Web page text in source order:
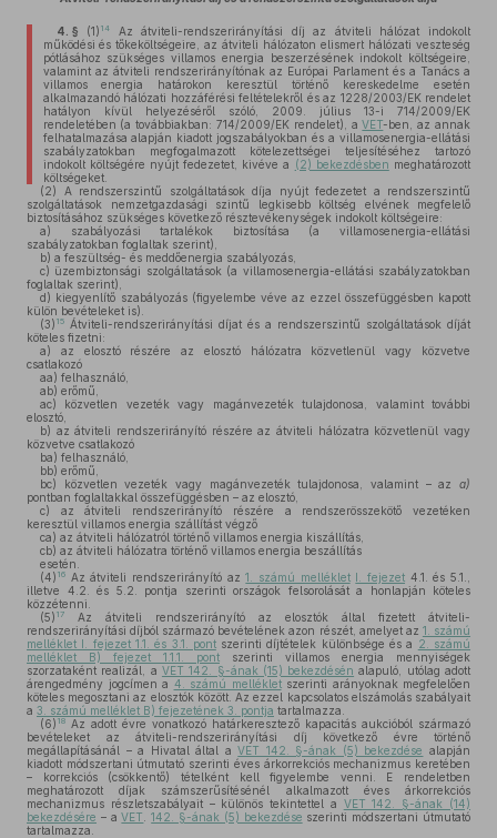
4. § (1) 14
Az átviteli-rendszerirányítási díj az átviteli hálózat indokolt
működési és tőkeköltségeire, az átviteli hálózaton elismert hálózati veszteség
pótlásához szükséges villamos energia beszerzésének indokolt költségeire,
valamint az átviteli rendszerirányítónak az Európai Parlament és a Tanács a
villamos energia határokon keresztül történő kereskedelme esetén
alkalmazandó hálózati hozzáférési feltételekről és az 1228/2003/EK rendelet
hatályon kívül helyezéséről szóló, 2009. július 13-i 714/2009/EK
rendeletében (a továbbiakban: 714/2009/EK rendelet), aVET-ben, az annak
felhatalmazása alapján kiadott jogszabályokban és a villamosenergia-ellátási
szabályzatokban megfogalmazott kötelezettségei teljesítéséhez tartozó
indokolt költségére nyújt fedezetet, kivéve a (2) bekezdésben meghatározott
költségeket.
(2) A rendszerszintű szolgáltatások díja nyújt fedezetet a rendszerszintű
szolgáltatások nemzetgazdasági szintű legkisebb költség elvének megfelelő
biztosításához szükséges következő résztevékenységek indokolt költségeire:
a) szabályozási tartalékok biztosítása (a villamosenergia-ellátási
szabályzatokban foglaltak szerint),
b) a feszültség- és meddőenergia szabályozás,
c) üzembiztonsági szolgáltatások (a villamosenergia-ellátási szabályzatokban
foglaltak szerint),
d) kiegyenlítő szabályozás (figyelembe véve az ezzel összefüggésben kapott
külön bevételeket is).
(3) 15 Átviteli-rendszerirányítási díjat és a rendszerszintű szolgáltatások díját
köteles fizetni:
a) az elosztó részére az elosztó hálózatra közvetlenül vagy közvetve
csatlakozó
aa) felhasználó,
ab) erőmű,
ac) közvetlen vezeték vagy magánvezeték tulajdonosa, valamint további
elosztó,
b) az átviteli rendszerirányító részére az átviteli hálózatra közvetlenül vagy
közvetve csatlakozó
ba) felhasználó,
bb) erőmű,
bc) közvetlen vezeték vagy magánvezeték tulajdonosa, valamint – az a)
pontban foglaltakkal összefüggésben – az elosztó,
c) az átviteli rendszerirányító részére a rendszerösszekötő vezetéken
keresztül villamos energia szállítást végző
ca) az átviteli hálózatról történő villamos energia kiszállítás,
cb) az átviteli hálózatra történő villamos energia beszállítás
esetén.
(4) 16 Az átviteli rendszerirányító az1. számú melléklet I. fejezet 4.1. és 5.1.,
illetve 4.2. és 5.2. pontja szerinti országok felsorolását a honlapján köteles
közzétenni.
(5) 17
Az átviteli rendszerirányító az elosztók által fizetett átviteli-
rendszerirányítási díjból származó bevételének azon részét, amelyet az 1. számú
melléklet I. fejezet 1.1. és 3.1. pontszerinti díjtételek különbsége és a 2. számú
melléklet B) fejezet 1.1.1. pont szerinti villamos energia mennyiségek
szorzataként realizál, a VET 142. §-ának (15) bekezdésén alapuló, utólag adott
árengedmény jogcímen a 4. számú mellékletszerinti arányoknak megfelelően
köteles megosztani az elosztók között. Az ezzel kapcsolatos elszámolás szabályait
a 3. számú melléklet B) fejezetének 3. pontja tartalmazza.
(6) 18 Az adott évre vonatkozó határkeresztező kapacitás aukcióból származó
bevételeket az átviteli-rendszerirányítási díj következő évre történő
megállapításánál – a Hivatal által aVET 142. §-ának (5) bekezdése alapján
kiadott módszertani útmutató szerinti éves árkorrekciós mechanizmus keretében
– korrekciós (csökkentő) tételként kell figyelembe venni. E rendeletben
meghatározott díjak számszerűsítésénél alkalmazott éves árkorrekciós
mechanizmus részletszabályait – különös tekintettel a VET 142. §-ának (14)
bekezdésére – aVET .142. §-ának (5) bekezdése szerinti módszertani útmutató
tartalmazza.